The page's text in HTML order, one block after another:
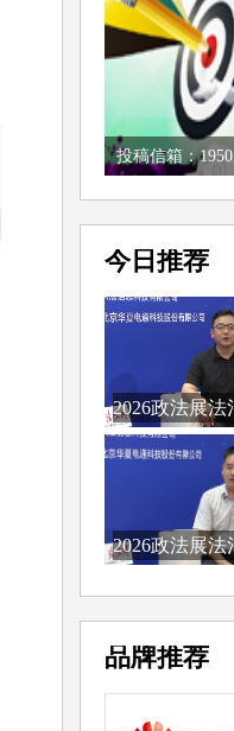
投稿信箱：
今日推荐
2026政法展法
2026政法展法
品牌推荐